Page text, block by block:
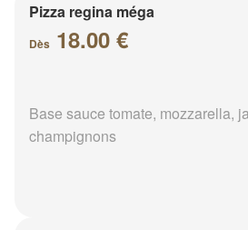
Pizza regina méga
Dès 18.00 €
Base sauce tomate, mozzarella,
champignons